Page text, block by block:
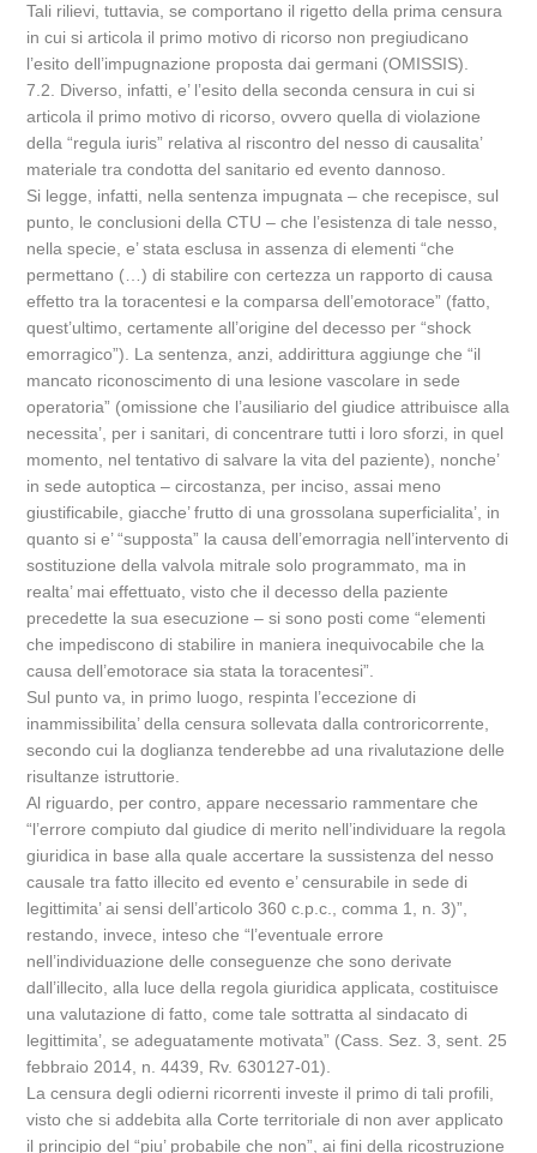
Tali rilievi, tuttavia, se comportano il rigetto della prima censura
in cui si articola il primo motivo di ricorso non pregiudicano
l’esito dell’impugnazione proposta dai germani (OMISSIS).
7.2. Diverso, infatti, e’ l’esito della seconda censura in cui si
articola il primo motivo di ricorso, ovvero quella di violazione
della “regula iuris” relativa al riscontro del nesso di causalita’
materiale tra condotta del sanitario ed evento dannoso.
Si legge, infatti, nella sentenza impugnata – che recepisce, sul
punto, le conclusioni della CTU – che l’esistenza di tale nesso,
nella specie, e’ stata esclusa in assenza di elementi “che
permettano (…) di stabilire con certezza un rapporto di causa
effetto tra la toracentesi e la comparsa dell’emotorace” (fatto,
quest’ultimo, certamente all’origine del decesso per “shock
emorragico”). La sentenza, anzi, addirittura aggiunge che “il
mancato riconoscimento di una lesione vascolare in sede
operatoria” (omissione che l’ausiliario del giudice attribuisce alla
necessita’, per i sanitari, di concentrare tutti i loro sforzi, in quel
momento, nel tentativo di salvare la vita del paziente), nonche’
in sede autoptica – circostanza, per inciso, assai meno
giustificabile, giacche’ frutto di una grossolana superficialita’, in
quanto si e’ “supposta” la causa dell’emorragia nell’intervento di
sostituzione della valvola mitrale solo programmato, ma in
realta’ mai effettuato, visto che il decesso della paziente
precedette la sua esecuzione – si sono posti come “elementi
che impediscono di stabilire in maniera inequivocabile che la
causa dell’emotorace sia stata la toracentesi”.
Sul punto va, in primo luogo, respinta l’eccezione di
inammissibilita’ della censura sollevata dalla controricorrente,
secondo cui la doglianza tenderebbe ad una rivalutazione delle
risultanze istruttorie.
Al riguardo, per contro, appare necessario rammentare che
“l’errore compiuto dal giudice di merito nell’individuare la regola
giuridica in base alla quale accertare la sussistenza del nesso
causale tra fatto illecito ed evento e’ censurabile in sede di
legittimita’ ai sensi dell’articolo 360 c.p.c., comma 1, n. 3)”,
restando, invece, inteso che “l’eventuale errore
nell’individuazione delle conseguenze che sono derivate
dall’illecito, alla luce della regola giuridica applicata, costituisce
una valutazione di fatto, come tale sottratta al sindacato di
legittimita’, se adeguatamente motivata” (Cass. Sez. 3, sent. 25
febbraio 2014, n. 4439, Rv. 630127-01).
La censura degli odierni ricorrenti investe il primo di tali profili,
visto che si addebita alla Corte territoriale di non aver applicato
il principio del “piu’ probabile che non”, ai fini della ricostruzione